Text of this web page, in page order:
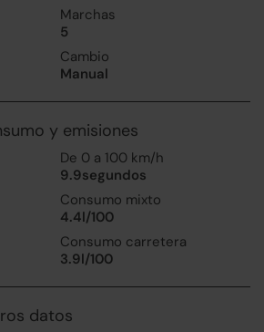
Marchas
5
Cambio
Manual
y emisiones
De 0 a 100 km/h
9.9segundos
Consumo mixto
4.4l/100
Consumo carretera
3.9l/100
datos